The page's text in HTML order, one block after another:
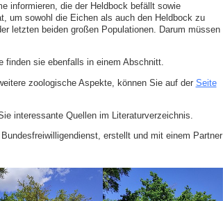
informieren, die der Heldbock befällt sowie
um sowohl die Eichen als auch den Heldbock zu
letzten beiden großen Populationen. Darum müssen
finden sie ebenfalls in einem Abschnitt.
zoologische Aspekte, können Sie auf der Seite
interessante Quellen im Literaturverzeichnis.
erstellt und mit einem Partner